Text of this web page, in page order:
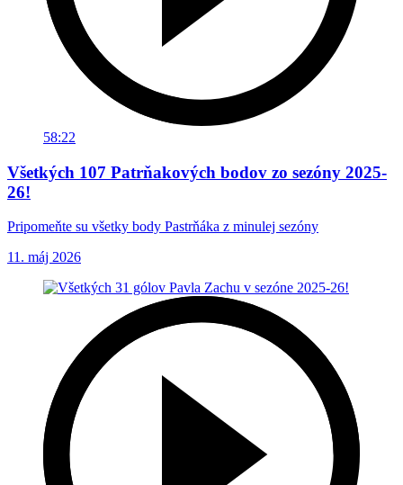
58:22
Všetkých 107 Patrňakových bodov zo sezóny 2025-
26!
Pripomeňte su všetky body Pastrňáka z minulej sezóny
11. máj 2026